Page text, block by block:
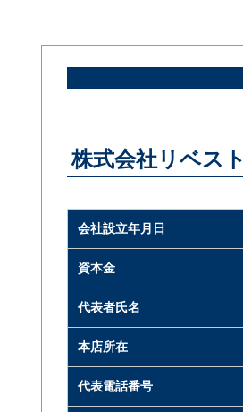
株式会社リベスト
会社設立年月日
資本金
代表者氏名
本店所在
代表電話番号